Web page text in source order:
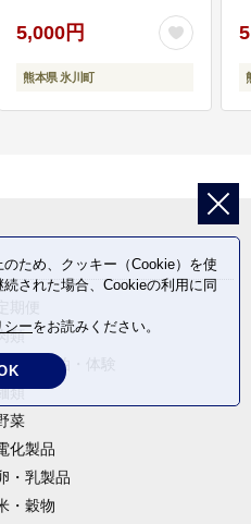
5,000円
熊本県 氷川町
類
行・宿泊・体験
類
菜
化製品
・乳製品
・穀物
ため、クッキー（Cookie）を使
された場合、Cookieの利用に同
シーをお読みください。